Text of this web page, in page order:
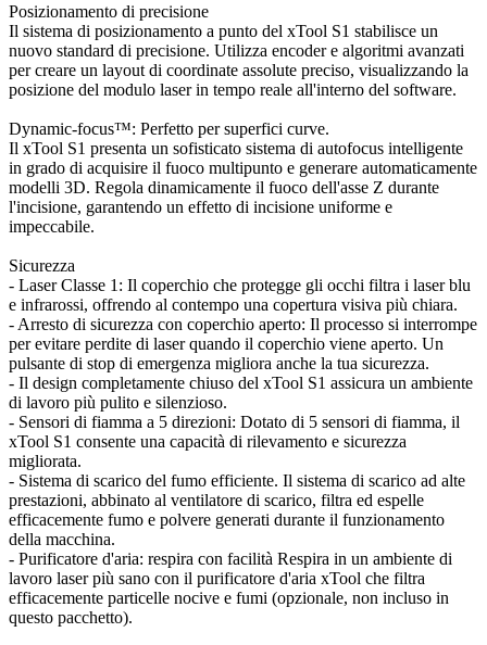
Posizionamento di precisione
Il sistema di posizionamento a punto del xTool S1 stabilisce un
nuovo standard di precisione. Utilizza encoder e algoritmi avanzati
per creare un layout di coordinate assolute preciso, visualizzando la
posizione del modulo laser in tempo reale all'interno del software.
Dynamic-focus™: Perfetto per superfici curve.
Il xTool S1 presenta un sofisticato sistema di autofocus intelligente
in grado di acquisire il fuoco multipunto e generare automaticamente
modelli 3D. Regola dinamicamente il fuoco dell'asse Z durante
l'incisione, garantendo un effetto di incisione uniforme e
impeccabile.
Sicurezza
- Laser Classe 1: Il coperchio che protegge gli occhi filtra i laser blu
e infrarossi, offrendo al contempo una copertura visiva più chiara.
- Arresto di sicurezza con coperchio aperto: Il processo si interrompe
per evitare perdite di laser quando il coperchio viene aperto. Un
pulsante di stop di emergenza migliora anche la tua sicurezza.
- Il design completamente chiuso del xTool S1 assicura un ambiente
di lavoro più pulito e silenzioso.
- Sensori di fiamma a 5 direzioni: Dotato di 5 sensori di fiamma, il
xTool S1 consente una capacità di rilevamento e sicurezza
migliorata.
- Sistema di scarico del fumo efficiente. Il sistema di scarico ad alte
prestazioni, abbinato al ventilatore di scarico, filtra ed espelle
efficacemente fumo e polvere generati durante il funzionamento
della macchina.
- Purificatore d'aria: respira con facilità Respira in un ambiente di
lavoro laser più sano con il purificatore d'aria xTool che filtra
efficacemente particelle nocive e fumi (opzionale, non incluso in
questo pacchetto).